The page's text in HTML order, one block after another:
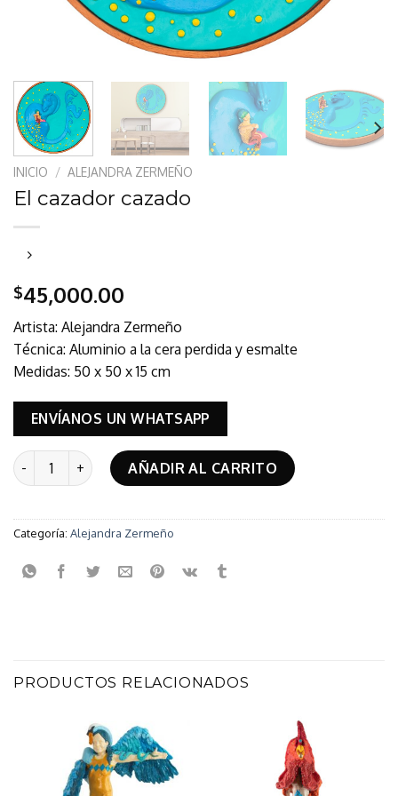
INICIO / ALEJANDRA ZERMEÑO
El cazador cazado
$45,000.00
Artista: Alejandra Zermeño
Técnica: Aluminio a la cera perdida y esmalte
Medidas: 50 x 50 x 15 cm
ENVÍANOS UN WHATSAPP
El cazador cazado cantidadAÑADIR AL CARRITO
Categoría: Alejandra Zermeño
PRODUCTOS RELACIONADOS